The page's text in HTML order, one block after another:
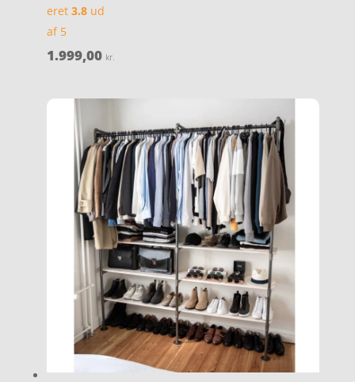
eret 3.8ud
af 5
1.999,00 kr.